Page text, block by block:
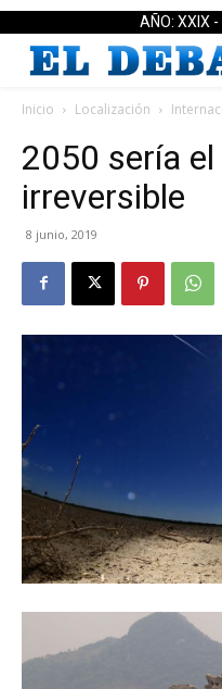
AÑO: XXIX -
Inicio Localización
2050 sería
irreversible
8 junio, 2019